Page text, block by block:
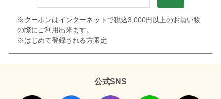
※クーポンはインターネットで税込3,000円以上のお買い物
の際にご利用出来ます。
※はじめて登録される方限定
公式SNS